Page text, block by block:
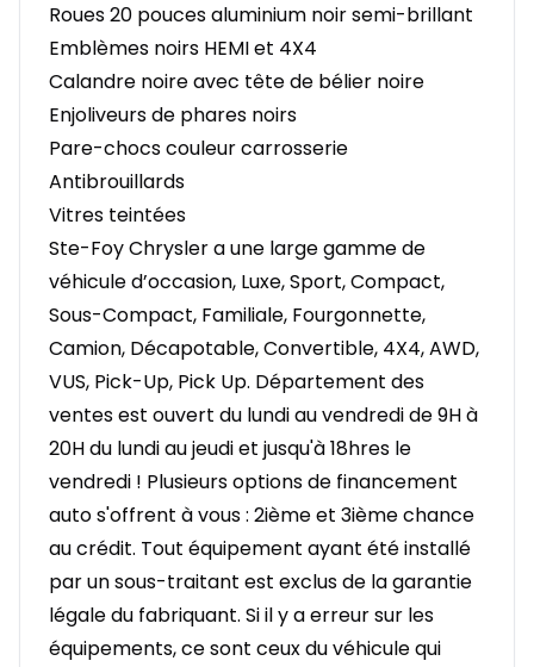
Roues 20 pouces aluminium noir semi-brillant
Emblèmes noirs HEMI et 4X4
Calandre noire avec tête de bélier noire
Enjoliveurs de phares noirs
Pare-chocs couleur carrosserie
Antibrouillards
Vitres teintées
Ste-Foy Chrysler a une large gamme de
véhicule d’occasion, Luxe, Sport, Compact,
Sous-Compact, Familiale, Fourgonnette,
Camion, Décapotable, Convertible, 4X4, AWD,
VUS, Pick-Up, Pick Up. Département des
ventes est ouvert du lundi au vendredi de 9H à
20H du lundi au jeudi et jusqu'à 18hres le
vendredi ! Plusieurs options de financement
auto s'offrent à vous : 2ième et 3ième chance
au crédit. Tout équipement ayant été installé
par un sous-traitant est exclus de la garantie
légale du fabriquant. Si il y a erreur sur les
équipements, ce sont ceux du véhicule qui